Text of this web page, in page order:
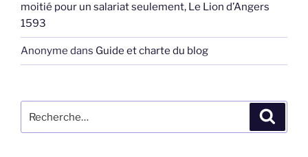
moitié pour un salariat seulement, Le Lion d’Angers
1593
Anonyme dans Guide et charte du blog
pour